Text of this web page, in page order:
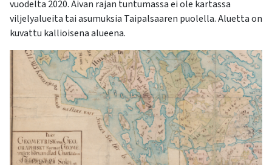
vuodelta 2020. Aivan rajan tuntumassa ei ole kartassa
viljelyalueita tai asumuksia Taipalsaaren puolella. Aluetta on
kuvattu kallioisena alueena.